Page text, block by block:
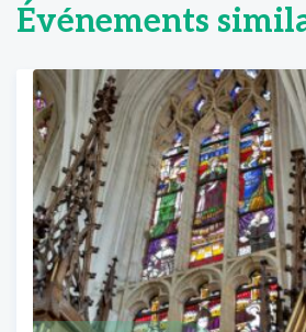
Événements